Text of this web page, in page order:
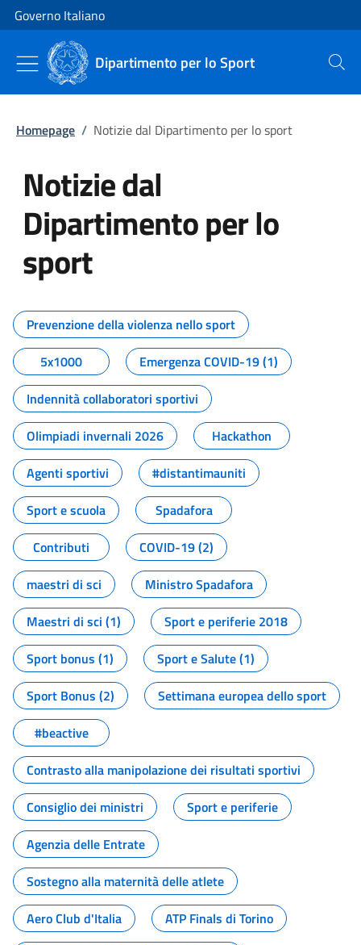
Vai al contenuto
Vai alla navigazione del sito
Governo Italiano
Dipartimento per lo Sport Cerca
Homepage / Notizie dal Dipartimento per lo sport
Notizie dal
Dipartimento per lo
sport
Tutti i contenuti della pagina
Prevenzione della violenza nello sport
5x1000
Emergenza COVID-19 (1)
Indennità collaboratori sportivi
Olimpiadi invernali 2026
Hackathon
Agenti sportivi
#distantimauniti
Sport e scuola
Spadafora
Contributi
COVID-19 (2)
maestri di sci
Ministro Spadafora
Maestri di sci (1)
Sport e periferie 2018
Sport bonus (1)
Sport e Salute (1)
Sport Bonus (2)
Settimana europea dello sport
#beactive
Contrasto alla manipolazione dei risultati sportivi
Consiglio dei ministri
Sport e periferie
Agenzia delle Entrate
Sostegno alla maternità delle atlete
Aero Club d'Italia
ATP Finals di Torino